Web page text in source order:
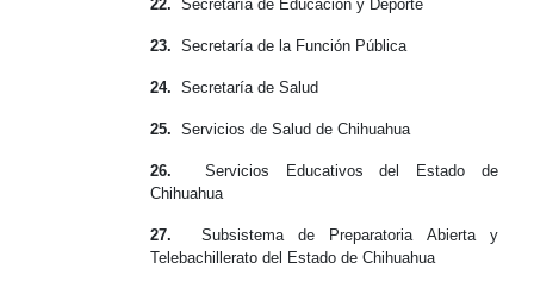
22. Secretaría de Educación y Deporte
23. Secretaría de la Función Pública
24. Secretaría de Salud
25. Servicios de Salud de Chihuahua
26. Servicios Educativos del Estado de
Chihuahua
27. Subsistema de Preparatoria Abierta y
Telebachillerato del Estado de Chihuahua